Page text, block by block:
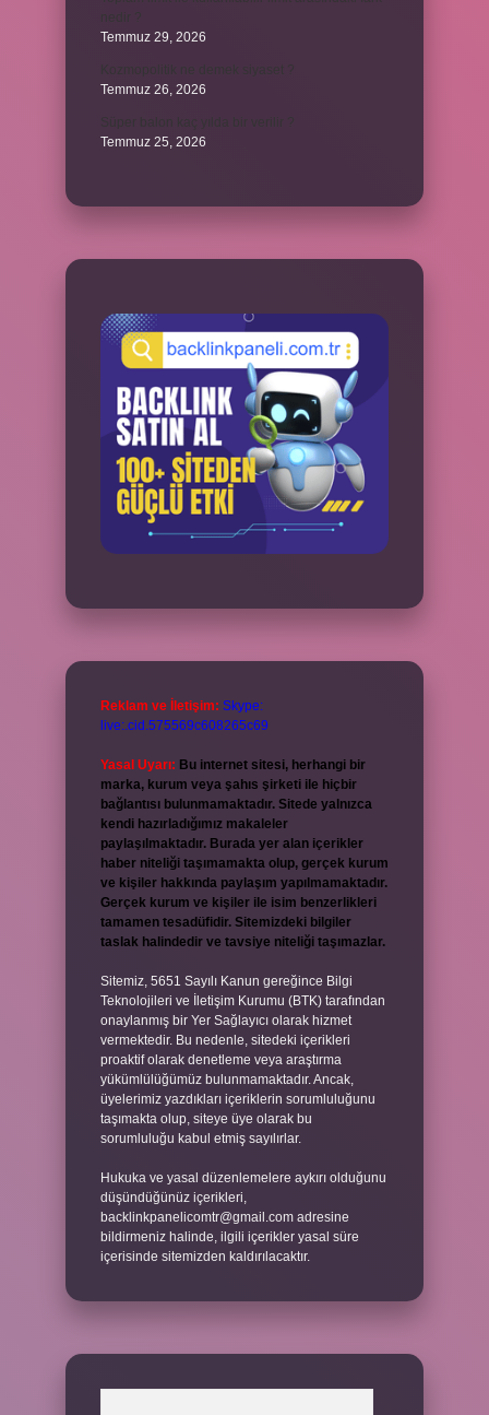
Temmuz 29, 2026
Temmuz 26, 2026
Temmuz 25, 2026
Reklam ve İletişim: Skype:
live:.cid.575569c608265c69
Yasal Uyarı: Bu internet sitesi, herhangi bir
marka, kurum veya şahıs şirketi ile hiçbir
bağlantısı bulunmamaktadır. Sitede yalnızca
kendi hazırladığımız makaleler
paylaşılmaktadır. Burada yer alan içerikler
haber niteliği taşımamakta olup, gerçek kurum
ve kişiler hakkında paylaşım yapılmamaktadır.
Gerçek kurum ve kişiler ile isim benzerlikleri
tamamen tesadüfidir. Sitemizdeki bilgiler
taslak halindedir ve tavsiye niteliği taşımazlar.
Sitemiz, 5651 Sayılı Kanun gereğince Bilgi
Teknolojileri ve İletişim Kurumu (BTK) tarafından
onaylanmış bir Yer Sağlayıcı olarak hizmet
vermektedir. Bu nedenle, sitedeki içerikleri
proaktif olarak denetleme veya araştırma
yükümlülüğümüz bulunmamaktadır. Ancak,
üyelerimiz yazdıkları içeriklerin sorumluluğunu
taşımakta olup, siteye üye olarak bu
sorumluluğu kabul etmiş sayılırlar.
Hukuka ve yasal düzenlemelere aykırı olduğunu
düşündüğünüz içerikleri,
backlinkpanelicomtr@gmail.com adresine
bildirmeniz halinde, ilgili içerikler yasal süre
içerisinde sitemizden kaldırılacaktır.